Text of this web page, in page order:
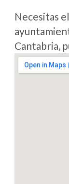
Necesitas
Cantabria,